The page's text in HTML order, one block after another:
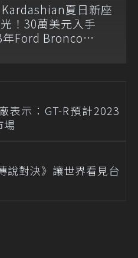
夏日新座
！30萬美元入手
年Ford Bronco
表示：GT-R預計2023
場
說對決》讓世界看見台